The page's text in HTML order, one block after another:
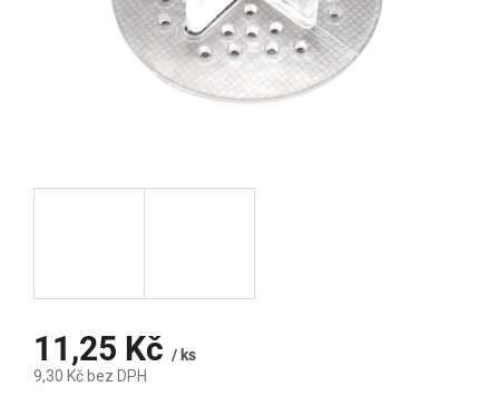
11,25 Kč / ks
9,30 Kč bez DPH